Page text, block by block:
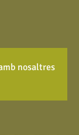
nosaltres